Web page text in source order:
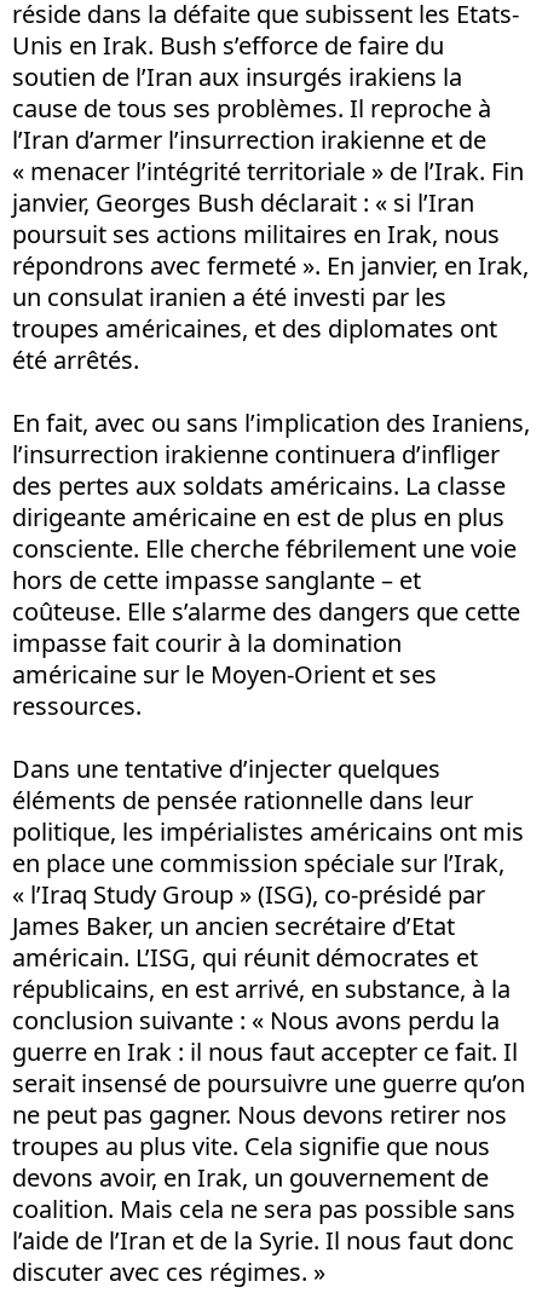
réside dans la défaite que subissent les Etats-
Unis en Irak. Bush s’efforce de faire du
soutien de l’Iran aux insurgés irakiens la
cause de tous ses problèmes. Il reproche à
l’Iran d’armer l’insurrection irakienne et de
« menacer l’intégrité territoriale » de l’Irak. Fin
janvier, Georges Bush déclarait : « si l’Iran
poursuit ses actions militaires en Irak, nous
répondrons avec fermeté ». En janvier, en Irak,
un consulat iranien a été investi par les
troupes américaines, et des diplomates ont
été arrêtés.
En fait, avec ou sans l’implication des Iraniens,
l’insurrection irakienne continuera d’infliger
des pertes aux soldats américains. La classe
dirigeante américaine en est de plus en plus
consciente. Elle cherche fébrilement une voie
hors de cette impasse sanglante – et
coûteuse. Elle s’alarme des dangers que cette
impasse fait courir à la domination
américaine sur le Moyen-Orient et ses
ressources.
Dans une tentative d’injecter quelques
éléments de pensée rationnelle dans leur
politique, les impérialistes américains ont mis
en place une commission spéciale sur l’Irak,
« l’Iraq Study Group » (ISG), co-présidé par
James Baker, un ancien secrétaire d’Etat
américain. L’ISG, qui réunit démocrates et
républicains, en est arrivé, en substance, à la
conclusion suivante : « Nous avons perdu la
guerre en Irak : il nous faut accepter ce fait. Il
serait insensé de poursuivre une guerre qu’on
ne peut pas gagner. Nous devons retirer nos
troupes au plus vite. Cela signifie que nous
devons avoir, en Irak, un gouvernement de
coalition. Mais cela ne sera pas possible sans
l’aide de l’Iran et de la Syrie. Il nous faut donc
discuter avec ces régimes. »